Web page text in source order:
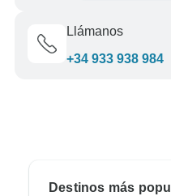
Llámanos
+34 933 938 984
Destinos más